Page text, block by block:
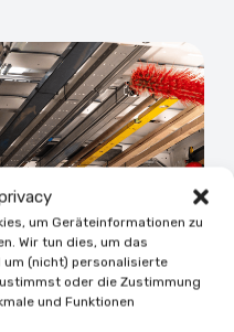
um Geräteinformationen zu
Wir tun dies, um das
(nicht) personalisierte
oder die Zustimmung
und Funktionen